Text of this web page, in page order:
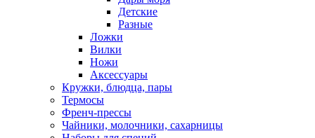
Детские
Разные
Ложки
Вилки
Ножи
Аксессуары
Кружки, блюдца, пары
Термосы
Френч-прессы
Чайники, молочники, сахарницы